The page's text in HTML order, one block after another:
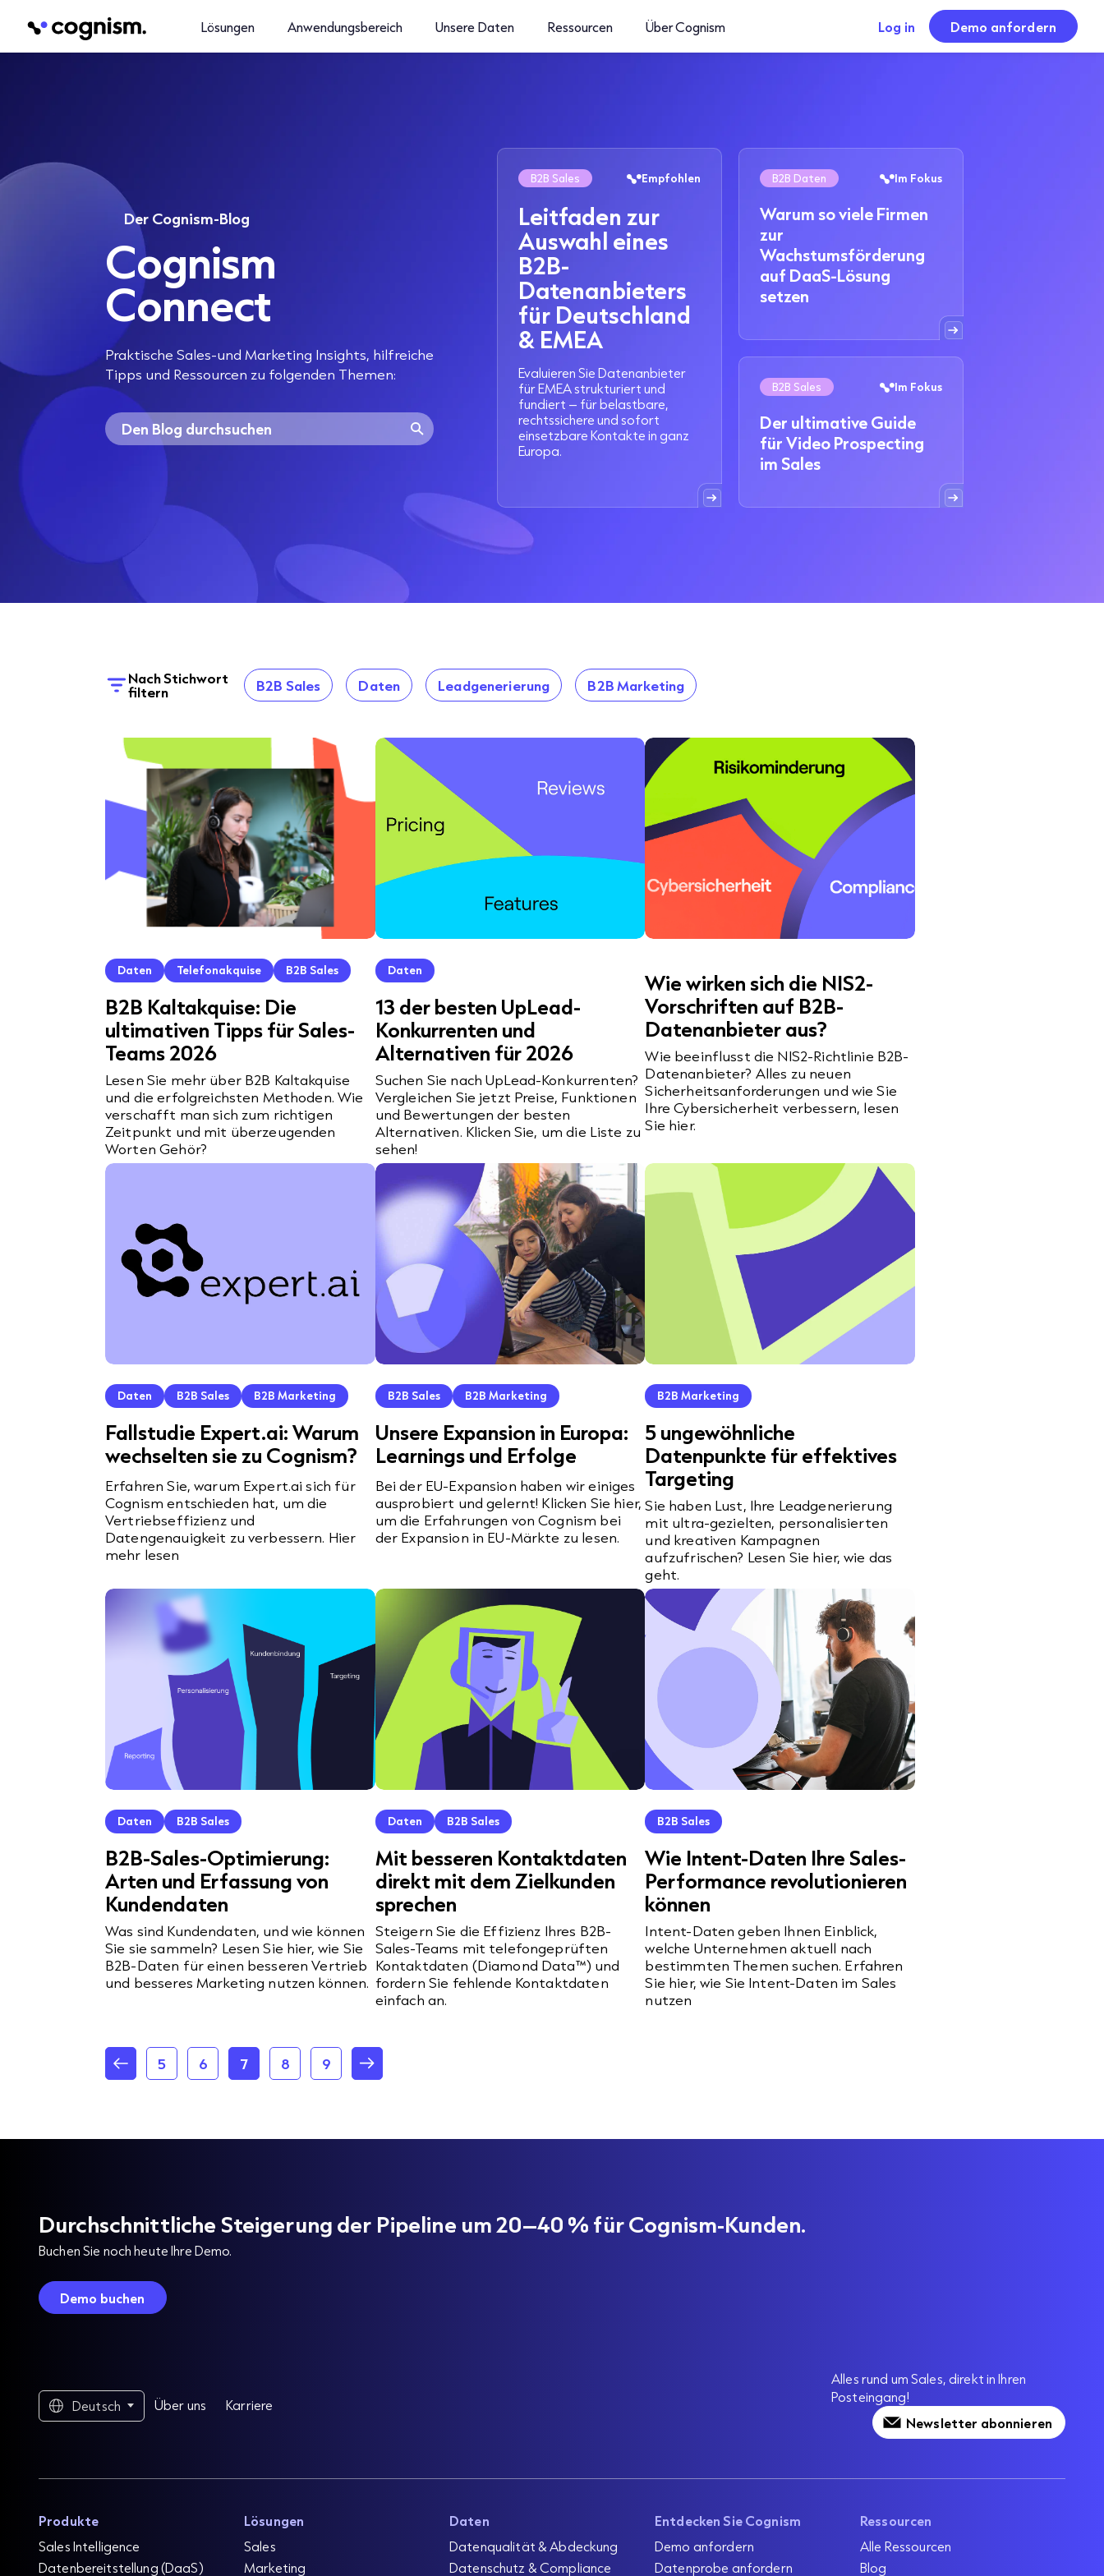
Lösungen Anwendungsbereich Unsere Daten Ressourcen Über Cognism Log in Demo anfordern
Der Cognism-Blog
Cognism
Connect
Praktische Sales-und Marketing Insights, hilfreiche
Tipps und Ressourcen zu folgenden Themen:
B2B Sales Empfohlen
Leitfaden zur
Auswahl eines
B2B-
Datenanbieters
für Deutschland
& EMEA
Evaluieren Sie Datenanbieter
für EMEA strukturiert und
fundiert – für belastbare,
rechtssichere und sofort
einsetzbare Kontakte in ganz
Europa.
B2B Daten Im Fokus
Warum so viele Firmen
zur
Wachstumsförderung
auf DaaS-Lösung
setzen
B2B Sales Im Fokus
Der ultimative Guide
für Video Prospecting
im Sales
Nach Stichwort
filtern B2B Sales Daten Leadgenerierung B2B Marketing
Daten Telefonakquise B2B Sales
B2B Kaltakquise: Die
ultimativen Tipps für Sales-
Teams 2026
Lesen Sie mehr über B2B Kaltakquise
und die erfolgreichsten Methoden. Wie
verschafft man sich zum richtigen
Zeitpunkt und mit überzeugenden
Worten Gehör?
Daten
13 der besten UpLead-
Konkurrenten und
Alternativen für 2026
Suchen Sie nach UpLead-Konkurrenten?
Vergleichen Sie jetzt Preise, Funktionen
und Bewertungen der besten
Alternativen. Klicken Sie, um die Liste zu
sehen!
Wie wirken sich die NIS2-
Vorschriften auf B2B-
Datenanbieter aus?
Wie beeinflusst die NIS2-Richtlinie B2B-
Datenanbieter? Alles zu neuen
Sicherheitsanforderungen und wie Sie
Ihre Cybersicherheit verbessern, lesen
Sie hier.
Daten B2B Sales B2B Marketing
Fallstudie Expert.ai: Warum
wechselten sie zu Cognism?
Erfahren Sie, warum Expert.ai sich für
Cognism entschieden hat, um die
Vertriebseffizienz und
Datengenauigkeit zu verbessern. Hier
mehr lesen
B2B Sales B2B Marketing
Unsere Expansion in Europa:
Learnings und Erfolge
Bei der EU-Expansion haben wir einiges
ausprobiert und gelernt! Klicken Sie hier,
um die Erfahrungen von Cognism bei
der Expansion in EU-Märkte zu lesen.
B2B Marketing
5 ungewöhnliche
Datenpunkte für effektives
Targeting
Sie haben Lust, Ihre Leadgenerierung
mit ultra-gezielten, personalisierten
und kreativen Kampagnen
aufzufrischen? Lesen Sie hier, wie das
geht.
Daten B2B Sales
B2B-Sales-Optimierung:
Arten und Erfassung von
Kundendaten
Was sind Kundendaten, und wie können
Sie sie sammeln? Lesen Sie hier, wie Sie
B2B-Daten für einen besseren Vertrieb
und besseres Marketing nutzen können.
Daten B2B Sales
Mit besseren Kontaktdaten
direkt mit dem Zielkunden
sprechen
Steigern Sie die Effizienz Ihres B2B-
Sales-Teams mit telefongeprüften
Kontaktdaten (Diamond Data™) und
fordern Sie fehlende Kontaktdaten
einfach an.
B2B Sales
Wie Intent-Daten Ihre Sales-
Performance revolutionieren
können
Intent-Daten geben Ihnen Einblick,
welche Unternehmen aktuell nach
bestimmten Themen suchen. Erfahren
Sie hier, wie Sie Intent-Daten im Sales
nutzen
5 6 7 8 9
Durchschnittliche Steigerung der Pipeline um 20–40 % für Cognism-Kunden.
Buchen Sie noch heute Ihre Demo.
Demo buchen
Deutsch Über uns Karriere
Alles rund um Sales, direkt in Ihren
Posteingang!
Newsletter abonnieren
Produkte
Sales Intelligence
Datenbereitstellung (DaaS)
Lösungen
Sales
Marketing
Daten
Datenqualität & Abdeckung
Datenschutz & Compliance
Entdecken Sie Cognism
Demo anfordern
Datenprobe anfordern
Ressourcen
Alle Ressourcen
Blog